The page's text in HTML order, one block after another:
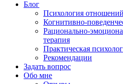
Блог
Психология отношений
Когнитивно-
Рационально-
терапия
Практическая
Рекомендации
Задать вопрос
Обо мне